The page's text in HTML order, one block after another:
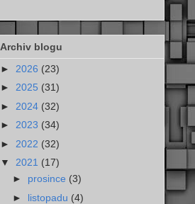
Archiv blogu
► 2026 (23)
► 2025 (31)
► 2024 (32)
► 2023 (34)
► 2022 (32)
▼ 2021 (17)
► prosince (3)
► listopadu (4)